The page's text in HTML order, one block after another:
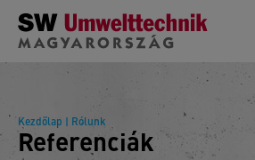
Skip to main content
Kezdőlap | Rólunk
Referenciák